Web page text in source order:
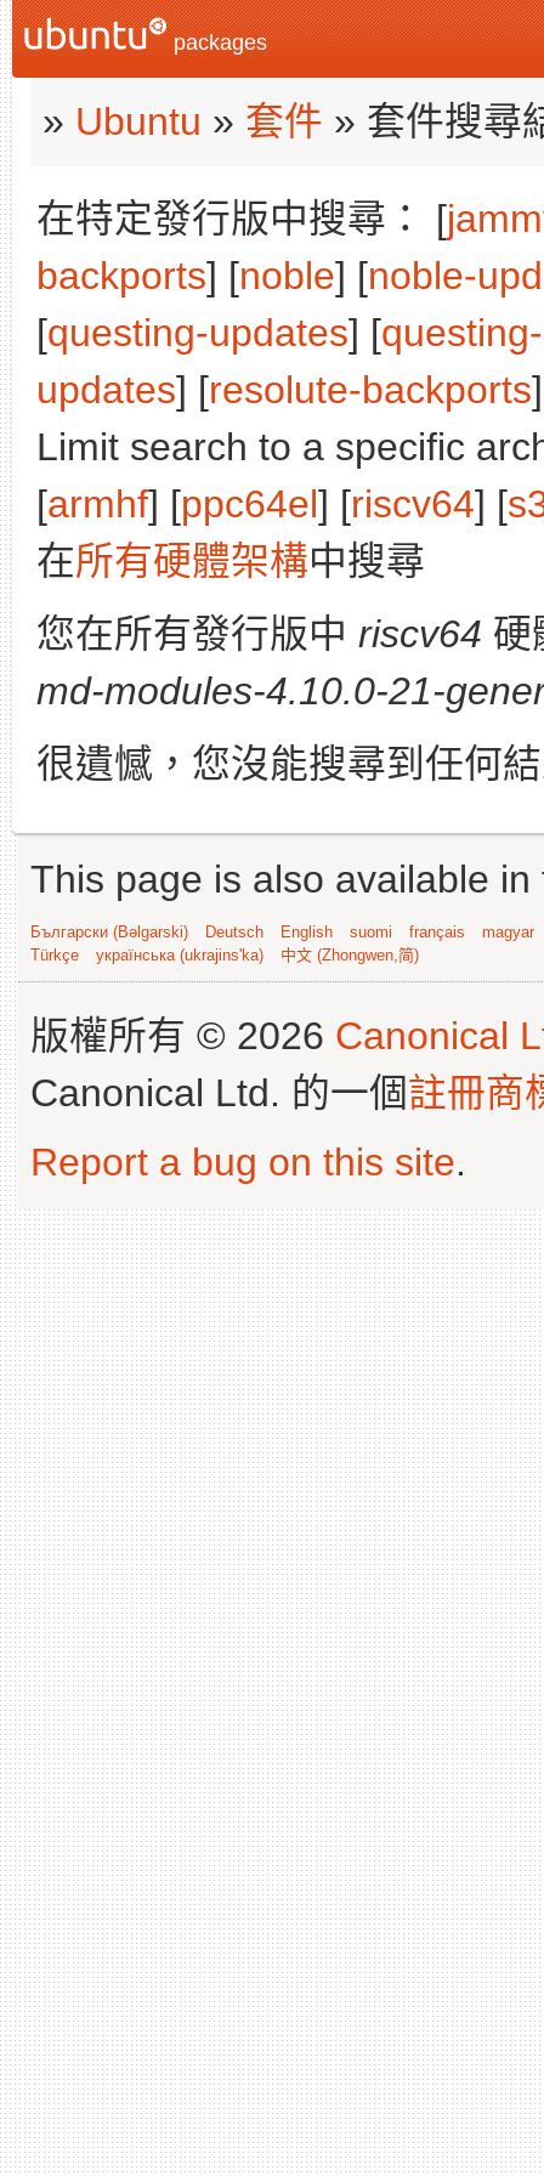
packages
» Ubuntu » 套件 » 套件搜尋
在特定發行版中搜尋： [
backports] [noble] [noble-
[questing-updates] [
updates] [resolute-backports
Limit search to a specific
[armhf] [ppc64el] [riscv64] [
在所有硬體架構中搜尋
您在所有發行版中 riscv64 硬
md-modules-4.10.0-21-
很遺憾，您沒能搜尋到任何
This page is also available
Български (Bəlgarski) Deutsch English suomi français
magyar
Türkçe
українська (ukrajins'ka) 中文 (Zhongwen,简)
版權所有 © 2026 Canonical
Canonical Ltd. 的一個註冊商
Report a bug on this site.